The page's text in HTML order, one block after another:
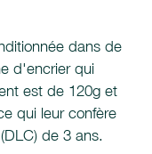
dans de
d'encrier qui
est de 120g et
qui leur confère
de 3 ans.